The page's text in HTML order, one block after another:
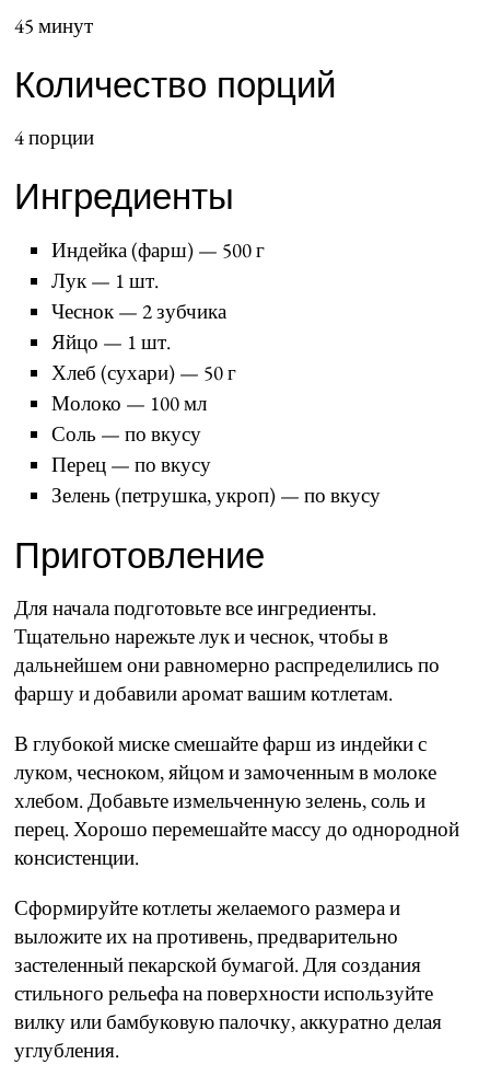
45 минут
Количество порций
4 порции
Ингредиенты
Индейка (фарш) — 500 г
Лук — 1 шт.
Чеснок — 2 зубчика
Яйцо — 1 шт.
Хлеб (сухари) — 50 г
Молоко — 100 мл
Соль — по вкусу
Перец — по вкусу
Зелень (петрушка, укроп) — по вкусу
Приготовление
Для начала подготовьте все ингредиенты.
Тщательно нарежьте лук и чеснок, чтобы в
дальнейшем они равномерно распределились по
фаршу и добавили аромат вашим котлетам.
В глубокой миске смешайте фарш из индейки с
луком, чесноком, яйцом и замоченным в молоке
хлебом. Добавьте измельченную зелень, соль и
перец. Хорошо перемешайте массу до однородной
консистенции.
Сформируйте котлеты желаемого размера и
выложите их на противень, предварительно
застеленный пекарской бумагой. Для создания
стильного рельефа на поверхности используйте
вилку или бамбуковую палочку, аккуратно делая
углубления.